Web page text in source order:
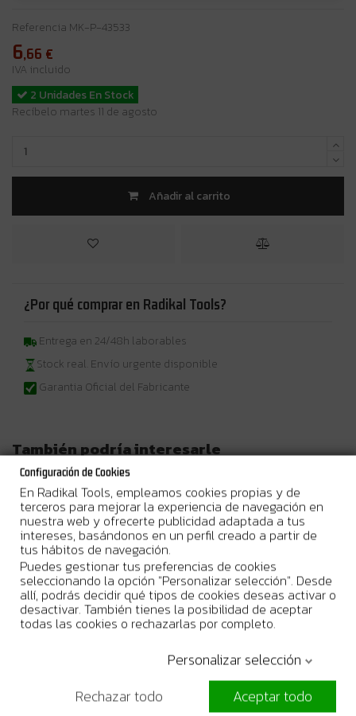
Referencia MK-P-43533
6,66 €
IVA incluido
2 Unidades En Stock
Recíbelo martes 11 de agosto
Añadir al carrito
¿Por qué comprar en Radikal Tools?
Entrega en 24/48h laborables
Stock real. Envío urgente disponible
Garantia Oficial del Fabricante
También podría interesarle
-46%
En Stock
129,95 €242,00 €
-45%
En Stock
BO5031 - 300 W, diámetro
125 mm, velocidad
variable,...
117,90 €212,96 €
Configuración de Cookies
En Radikal Tools, empleamos cookies propias y de
terceros para mejorar la experiencia de navegación en
nuestra web y ofrecerte publicidad adaptada a tus
intereses, basándonos en un perfil creado a partir de
tus hábitos de navegación.
Puedes gestionar tus preferencias de cookies
seleccionando la opción "Personalizar selección". Desde
allí, podrás decidir qué tipos de cookies deseas activar o
desactivar. También tienes la posibilidad de aceptar
todas las cookies o rechazarlas por completo.
Personalizar selección
Rechazar todo
Aceptar todo